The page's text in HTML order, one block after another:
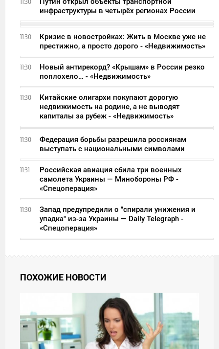
11:30
инфраструктуры в четырёх регионах России
11:30
Кризис в новостройках: Жить в Москве уже не
престижно, а просто дорого - «Недвижимость»
11:30
Новый антирекорд? «Крышам» в России резко
поплохело… - «Недвижимость»
11:30
Китайские олигархи покупают дорогую
недвижимость на родине, а не выводят
капиталы за рубеж - «Недвижимость»
11:30
Федерация борьбы разрешила россиянам
выступать с национальными символами
11:31
Российская авиация сбила три военных
самолета Украины — Минобороны РФ -
«Спецоперация»
11:30
Запад предупредили о "спирали унижения и
упадка" из-за Украины — Daily Telegraph -
«Спецоперация»
ПОХОЖИЕ НОВОСТИ